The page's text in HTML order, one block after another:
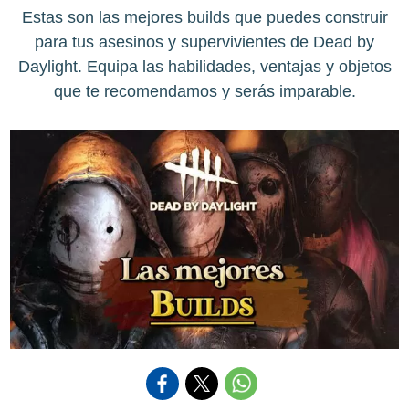
Estas son las mejores builds que puedes construir
para tus asesinos y supervivientes de Dead by
Daylight. Equipa las habilidades, ventajas y objetos
que te recomendamos y serás imparable.